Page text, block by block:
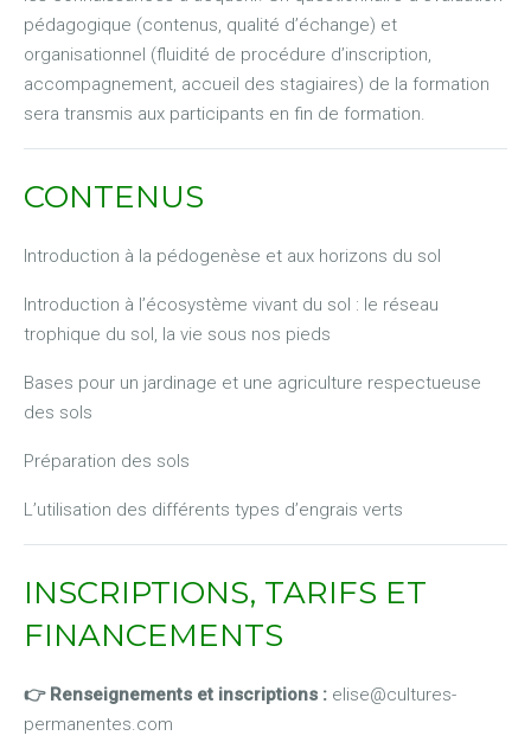
pédagogique (contenus, qualité d’échange) et
organisationnel (fluidité de procédure d’inscription,
accompagnement, accueil des stagiaires) de la formation
sera transmis aux participants en fin de formation.
CONTENUS
Introduction à la pédogenèse et aux horizons du sol
Introduction à l’écosystème vivant du sol : le réseau
trophique du sol, la vie sous nos pieds
Bases pour un jardinage et une agriculture respectueuse
des sols
Préparation des sols
L’utilisation des différents types d’engrais verts
INSCRIPTIONS, TARIFS ET
FINANCEMENTS
👉 Renseignements et inscriptions : elise@cultures-
permanentes.com